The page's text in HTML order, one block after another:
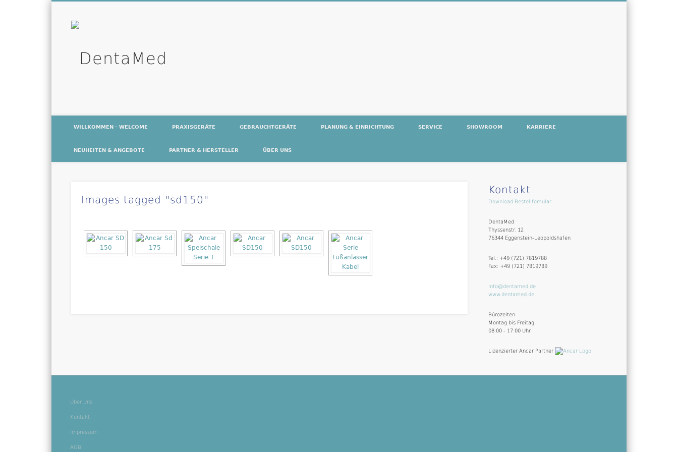
WILLKOMMEN – WELCOME PRAXISGERÄTE GEBRAUCHTGERÄTE PLANUNG & EINRICHTUNG SERVICE SHOWROOM KARRIERE
NEUHEITEN & ANGEBOTE PARTNER & HERSTELLER ÜBER UNS
Images tagged "sd150"
Kontakt
Download Bestellfomular
DentaMed
Thyssenstr. 12
76344 Eggenstein-Leopoldshafen
Tel.: +49 (721) 7819788
Fax: +49 (721) 7819789
info@dentamed.de
www.dentamed.de
Bürozeiten:
Montag bis Freitag
08:00 - 17:00 Uhr
Lizenzierter Ancar Partner
Über Uns
Kontakt
Impressum
AGB